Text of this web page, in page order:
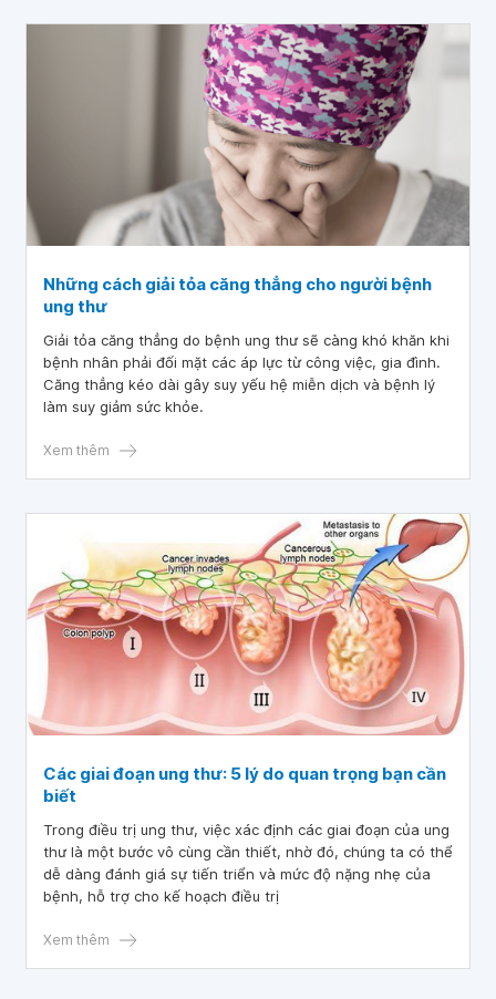
Những cách giải tỏa căng thẳng cho người bệnh
ung thư
Giải tỏa căng thẳng do bệnh ung thư sẽ càng khó khăn khi
bệnh nhân phải đối mặt các áp lực từ công việc, gia đình.
Căng thẳng kéo dài gây suy yếu hệ miễn dịch và bệnh lý
làm suy giảm sức khỏe.
Xem thêm
Các giai đoạn ung thư: 5 lý do quan trọng bạn cần
biết
Trong điều trị ung thư, việc xác định các giai đoạn của ung
thư là một bước vô cùng cần thiết, nhờ đó, chúng ta có thể
dễ dàng đánh giá sự tiến triển và mức độ nặng nhẹ của
bệnh, hỗ trợ cho kế hoạch điều trị
Xem thêm